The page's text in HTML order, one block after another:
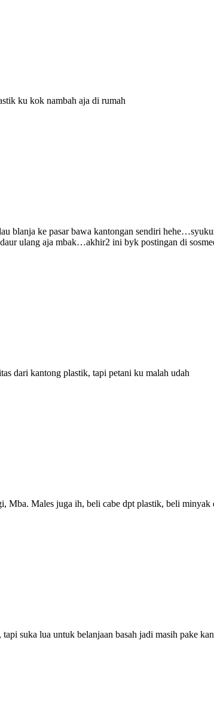
ku kok nambah aja di rumah
ke pasar bawa kantongan sendiri
ulang aja mbak…akhir2 ini byk postingan di
dari kantong plastik, tapi petani ku malah udah
Mba. Males juga ih, beli cabe dpt plastik, beli
suka lua untuk belanjaan basah jadi masih pake